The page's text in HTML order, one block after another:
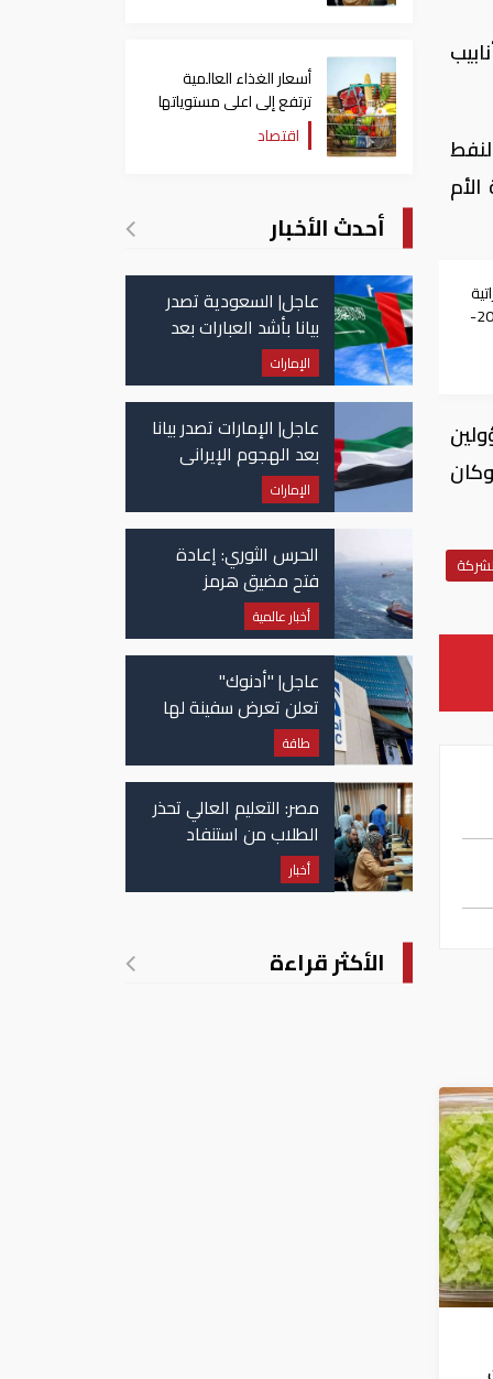
النفط
الأم
تنظم قرعة موسم 2026-
أسعار الغذاء العالمية
ترتفع إلى اعلى مستوياتها
منذ 3 سنواتاقتصاد
أحدث الأخبار
عاجل| السعودية تصدر
بيانا بأشد العبارات بعد
استهداف إيران لناقلة
إماراتية
الإمارات
عاجل| الإمارات تصدر بيانا
بعد الهجوم الإيراني
على سفينة تابعة
لـ"أدنوك"
الإمارات
الحرس الثوري: إعادة
فتح مضيق هرمز
مرهونة بقبول واشنطن
الكامل لشروط طهران
أخبار عالمية
عاجل| "أدنوك"
تعلن تعرض سفينة لها
للاستهداف بصاروخ في
مضيق هرمز
طاقة
مصر: التعليم العالي تحذر
الطلاب من استنفاد
الرغبات قبل غلق
التسجيل
أخبار
الأكثر قراءة